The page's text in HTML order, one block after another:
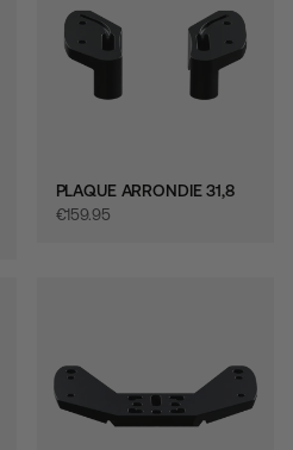
PLAQUE ARRONDIE 31,8
€‎159.95